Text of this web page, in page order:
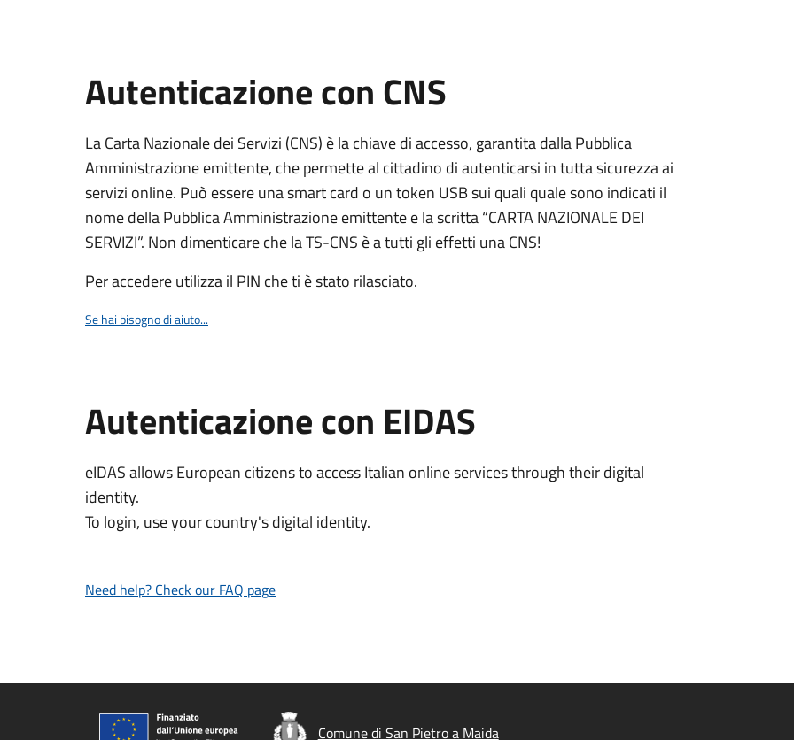
Autenticazione con CNS
La Carta Nazionale dei Servizi (CNS) è la chiave di accesso, garantita dalla Pubblica
Amministrazione emittente, che permette al cittadino di autenticarsi in tutta sicurezza ai
servizi online. Può essere una smart card o un token USB sui quali quale sono indicati il
nome della Pubblica Amministrazione emittente e la scritta “CARTA NAZIONALE DEI
SERVIZI”. Non dimenticare che la TS-CNS è a tutti gli effetti una CNS!
Per accedere utilizza il PIN che ti è stato rilasciato.
Se hai bisogno di aiuto...
Autenticazione con EIDAS
eIDAS allows European citizens to access Italian online services through their digital
identity.
To login, use your country's digital identity.
Need help? Check our FAQ page
Comune di San Pietro a Maida